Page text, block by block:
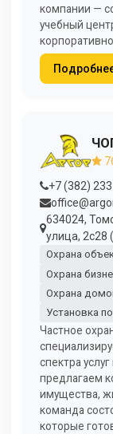
компании —
учебный
+7 (382)
634024,
улица, 2с28
Охрана
Охрана
Охрана
Установка
Частное
спектра
предлагаем
имущества,
команда
которые